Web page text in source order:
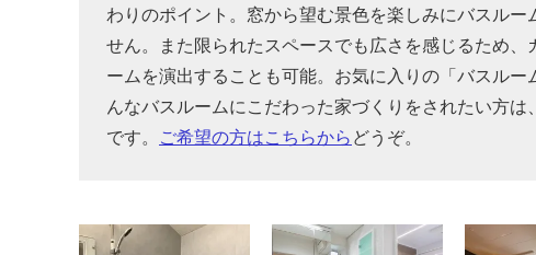
わりのポイント。窓から望む景色を楽しみにバスル
せん。また限られたスペースでも広さを感じるため
ームを演出することも可能。お気に入りの「バスル
んなバスルームにこだわった家づくりをされたい方
です。
ご希望の方はこちらから どうぞ。